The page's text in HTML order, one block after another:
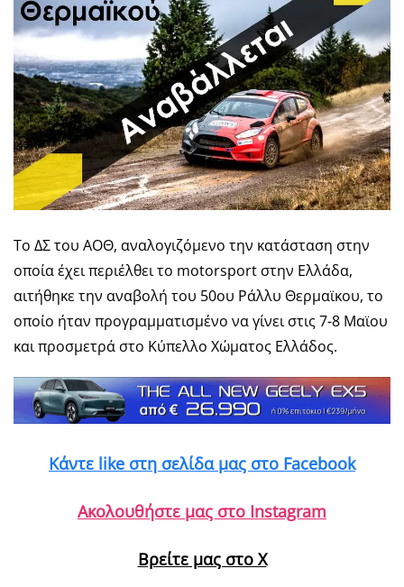
Το ΔΣ του ΑΟΘ, αναλογιζόμενο την κατάσταση στην
οποία έχει περιέλθει το motorsport στην Ελλάδα,
αιτήθηκε την αναβολή του 50ου Ράλλυ Θερμαϊκου, το
οποίο ήταν προγραμματισμένο να γίνει στις 7-8 Μαϊου
και προσμετρά στο Κύπελλο Χώματος Ελλάδος.
Κάντε like στη σελίδα μας στο Facebook
Ακολουθήστε μας στο Instagram
Βρείτε μας στο X